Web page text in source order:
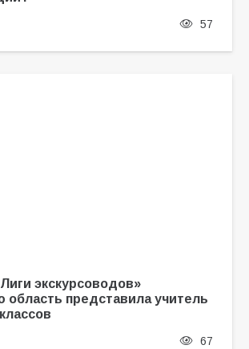
57
экскурсоводов»
область представила учитель
67